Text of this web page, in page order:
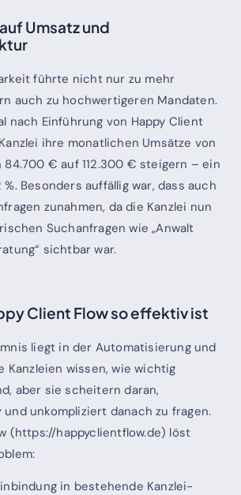
Umsatz und
führte nicht nur zu mehr
auch zu hochwertigeren Mandaten.
nach Einführung von Happy Client
ihre monatlichen Umsätze von
€ auf 112.300 € steigern – ein
Besonders auffällig war, dass auch
zunahmen, da die Kanzlei nun
Suchanfragen wie „Anwalt
sichtbar war.
Client Flow so effektiv ist
liegt in der Automatisierung und
Kanzleien wissen, wie wichtig
aber sie scheitern daran,
unkompliziert danach zu fragen.
(https://happyclientflow.de) löst
in bestehende Kanzlei-